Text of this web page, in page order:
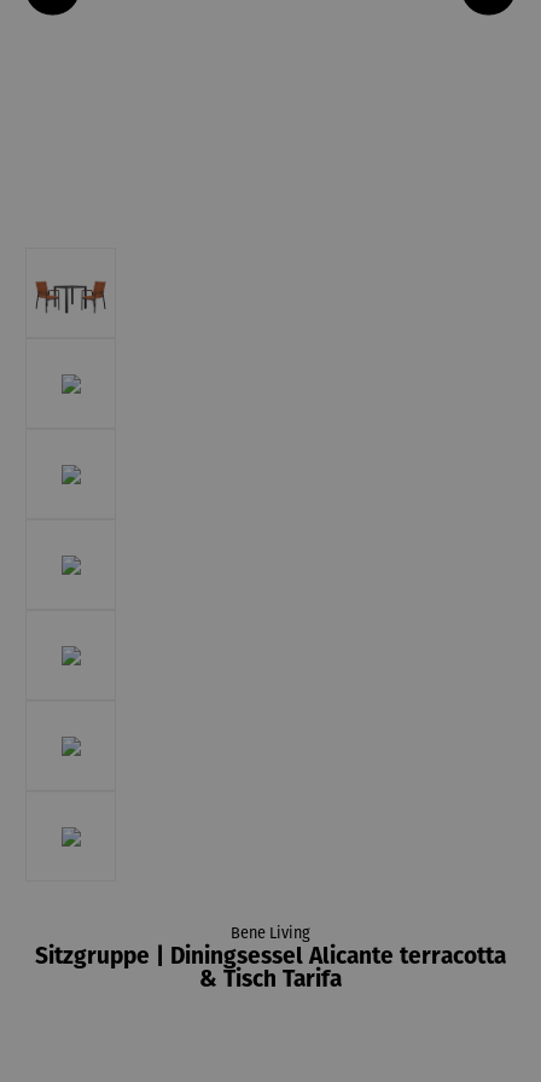
Bene Living
Sitzgruppe | Diningsessel Alicante terracotta
& Tisch Tarifa